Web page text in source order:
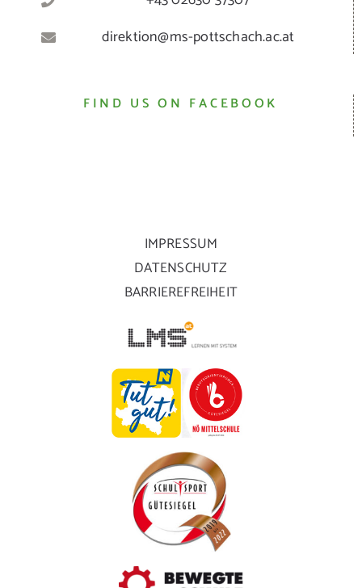
direktion@ms-pottschach.ac.at
FIND US ON FACEBOOK
IMPRESSUM
DATENSCHUTZ
BARRIEREFREIHEIT